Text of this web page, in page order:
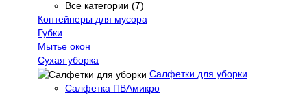
Все категории (7)
Контейнеры для мусора
Губки
Мытье окон
Сухая уборка
Салфетки для уборки
Салфетка ПВАмикро